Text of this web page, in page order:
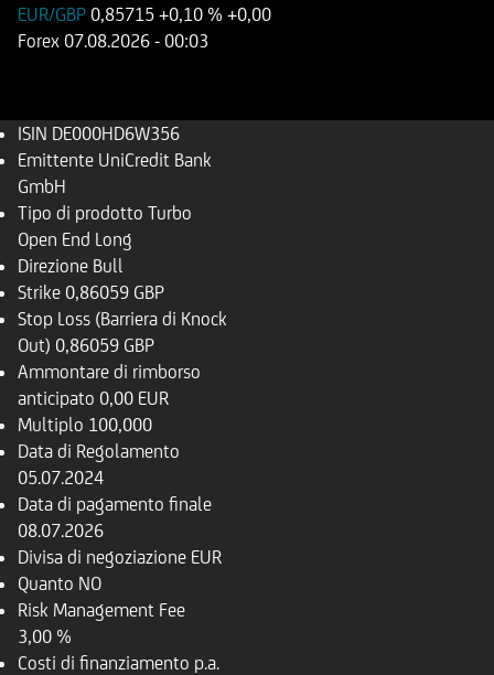
EUR/GBP 0,85715 +0,10 % +0,00
Forex 07.08.2026 - 00:03
ISIN DE000HD6W356
Emittente UniCredit Bank
GmbH
Tipo di prodotto Turbo
Open End Long
Direzione Bull
Strike 0,86059 GBP
Stop Loss (Barriera di Knock
Out) 0,86059 GBP
Ammontare di rimborso
anticipato 0,00 EUR
Multiplo 100,000
Data di Regolamento
05.07.2024
Data di pagamento finale
08.07.2026
Divisa di negoziazione EUR
Quanto NO
Risk Management Fee
3,00 %
Costi di finanziamento p.a.